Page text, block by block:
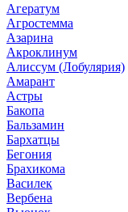
Агератум
Агростемма
Азарина
Акроклинум
Алиссум (Лобулярия)
Амарант
Астры
Бакопа
Бальзамин
Бархатцы
Бегония
Брахикома
Василек
Вербена